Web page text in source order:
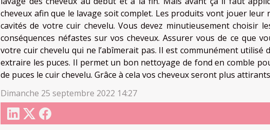
cheveux afin que le lavage soit complet. Les produits vont jouer
cavités de votre cuir chevelu. Vous devez minutieusement choisir
conséquences néfastes sur vos cheveux. Assurer vous de ce que
votre cuir chevelu qui ne l’abîmerait pas. Il est communément
extraire les puces. Il permet un bon nettoyage de fond en comble
de puces le cuir chevelu. Grâce à cela vos cheveux seront plus
Dimanche 25 septembre 2022 14:27